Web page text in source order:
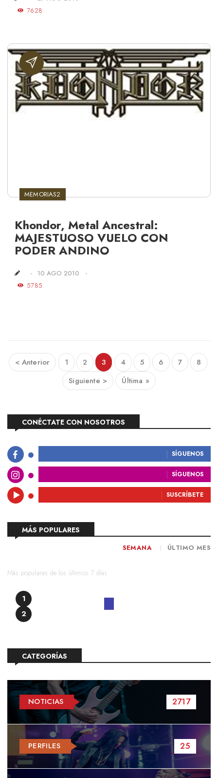
7628
MEMORIAS2
Khondor, Metal Ancestral:
MAJESTUOSO VUELO CON
PODER ANDINO
10 AGO 2010
5785
< Anterior 1 2 3 4 5 6 7
8
Siguiente >
Última »
CONÉCTATE CON NOSOTROS
SÍGUENOS
SÍGUENOS
SUSCRÍBETE
MÁS POPULARES
SEMANA ÚLTIMO MES
Más populares de los últimos 7 días
1
2
CATEGORÍAS
NOTICIAS 2717
PERFILES 25